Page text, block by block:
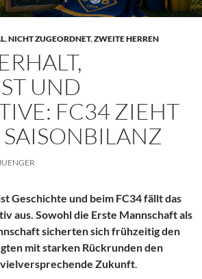
,NICHT ZUGEORDNET,ZWEITE HERREN
UND
FC34 ZIEHT
SAISONBILANZ
Geschichte und beim FC34 fällt das
aus. Sowohl die Erste Mannschaft als
sicherten sich frühzeitig den
mit starken Rückrunden den
Zukunft.